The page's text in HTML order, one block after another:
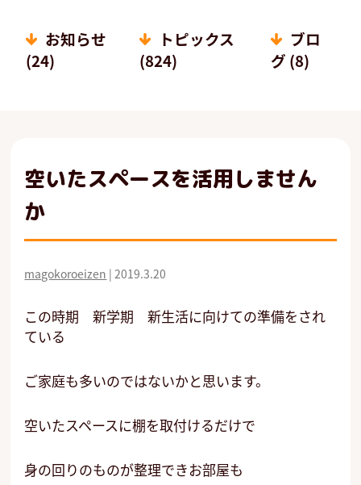
お知らせ
(24)
トピックス
(824)
ブロ
グ (8)
空いたスペースを活用しません
か
magokoroeizen |2019.3.20
この時期 新学期 新生活に向けての準備をされ
ている
ご家庭も多いのではないかと思います。
空いたスペースに棚を取付けるだけで
身の回りのものが整理できお部屋も